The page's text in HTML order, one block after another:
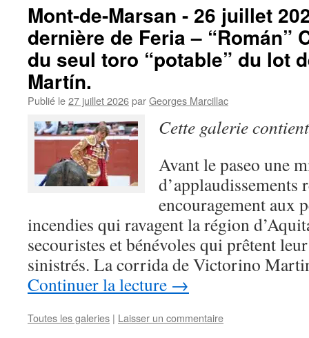
Mont-de-Marsan - 26 juillet
dernière de Feria – “Román”
du seul toro “potable” du lot
Martín.
Publié le27 juillet 2026parGeorges Marcillac
Cette galerie
Avant le paseo une
d’applaudissements
encouragement aux
incendies qui ravagent la région
secouristes et bénévoles qui prêtent
sinistrés. La corrida de Victorino
Continuer la lecture →
Toutes les galeries | Laisser un commentaire